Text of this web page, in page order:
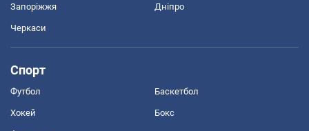
Запоріжжя Дніпро
Черкаси
Спорт
Футбол Баскетбол
Хокей Бокс